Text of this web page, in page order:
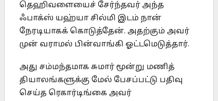
தெஹிவளையைச் சேர்ந்தவர் அந்த
ஃபாக்ஸ் யஹ்யா சில்மி இடம் நான்
நேரடியாகக் கொடுத்தேன். அதற்கும் அவர்
முன் வராமல் பின்வாங்கி ஓட்டமெடுத்தார்.
அது சம்மந்தமாக சுமார் மூன்று மணித்
தியாலங்களுக்கு மேல் பேசப்பட்டு பதிவு
செய்த ரெகார்டிங்கை அவர்